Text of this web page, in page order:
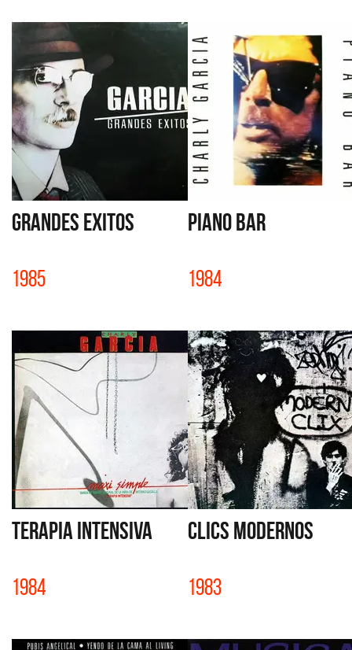
GRANDES EXITOS
1985
PIANO BAR
1984
TERAPIA INTENSIVA
1984
CLICS MODERNOS
1983